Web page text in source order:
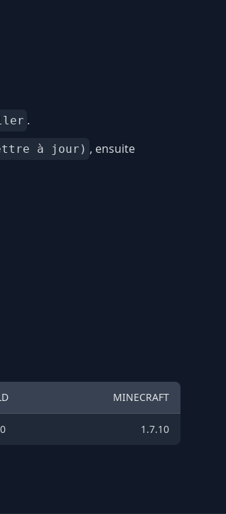
.
à jour) , ensuite
MINECRAFT
1.7.10